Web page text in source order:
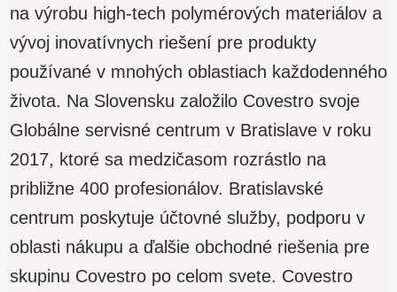
na výrobu high-tech polymérových materiálov a
vývoj inovatívnych riešení pre produkty
používané v mnohých oblastiach každodenného
života. Na Slovensku založilo Covestro svoje
Globálne servisné centrum v Bratislave v roku
2017, ktoré sa medzičasom rozrástlo na
približne 400 profesionálov. Bratislavské
centrum poskytuje účtovné služby, podporu v
oblasti nákupu a ďalšie obchodné riešenia pre
skupinu Covestro po celom svete. Covestro